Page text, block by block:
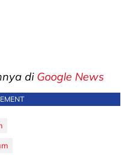
di Google News